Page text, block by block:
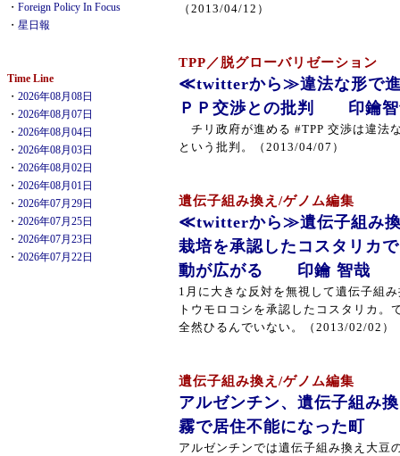
・ Foreign Policy In Focus
・ 星日報
Time Line
・ 2026年08月08日
・ 2026年08月07日
・ 2026年08月04日
・ 2026年08月03日
・ 2026年08月02日
・ 2026年08月01日
・ 2026年07月29日
・ 2026年07月25日
・ 2026年07月23日
・ 2026年07月22日
（2013/04/12）
TPP／脱グローバリゼーション
≪twitterから≫違法な形で進
ＰＰ交渉との批判 印鑰
チリ政府が進める #TPP 交渉は違法
という批判。（2013/04/07）
遺伝子組み換え/ゲノム編集
≪twitterから≫遺伝子組み換
栽培を承認したコスタリカ
動が広がる 印鑰 智哉
‎1月に大きな反対を無視して遺伝子組
トウモロコシを承認したコスタリカ。
全然ひるんでいない。（2013/02/02）
遺伝子組み換え/ゲノム編集
アルゼンチン、遺伝子組み
霧で居住不能になった町
アルゼンチンでは遺伝子組み換え大豆